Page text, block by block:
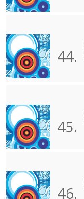
44.
45.
46.